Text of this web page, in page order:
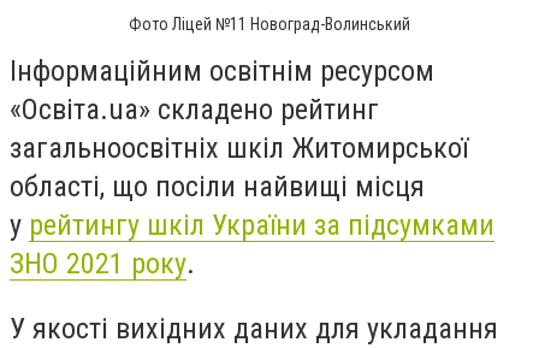
Фото Ліцей №11 Новоград-Волинський
Інформаційним освітнім ресурсом
«Освіта.ua» складено рейтинг
загальноосвітніх шкіл Житомирської
області, що посіли найвищі місця
у рейтингу шкіл України за підсумками
ЗНО 2021 року.
У якості вихідних даних для укладання